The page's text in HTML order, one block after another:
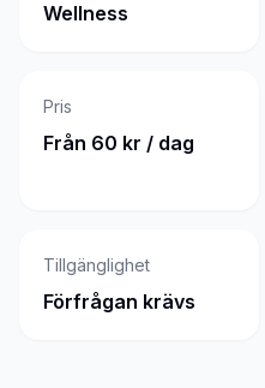
Wellness
Pris
Från 60 kr / dag
Tillgänglighet
Förfrågan krävs